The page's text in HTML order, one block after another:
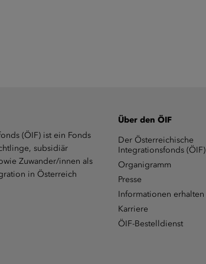
(ÖIF) ist ein Fonds
subsidiär
Zuwander/innen als
in Österreich
Über den ÖIF
Der Österreichische
Integrationsfonds (ÖIF)
Organigramm
Presse
Informationen erhalten
Karriere
ÖIF-Bestelldienst